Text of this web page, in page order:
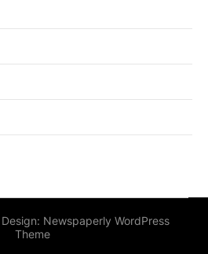
| Design: Newspaperly WordPress
Theme